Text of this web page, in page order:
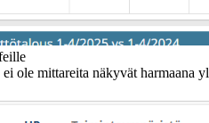
ole mittareita näkyvät harmaana